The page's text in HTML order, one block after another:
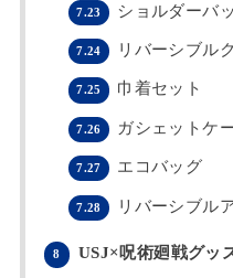
7.23 ショルダーバ
7.24 リバーシブル
7.25 巾着セット
7.26 ガシェットケ
7.27 エコバッグ
7.28 リバーシブル
8 USJ×呪術廻戦グッ